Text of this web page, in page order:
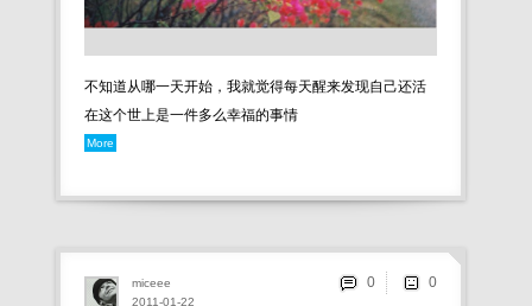
不知道从哪一天开始，我就觉得每天醒来发现自己还活
在这个世上是一件多么幸福的事情
More
2011-01-22
miceee 0